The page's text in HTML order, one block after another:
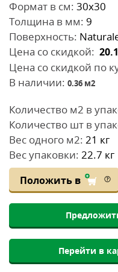
Формат в см: 30x30
Толщина в мм: 9
Поверхность:
Цена со скидкой:
Цена со скидкой по
В наличии: 0.36 м2
Количество м2 в
Количество шт в
Вес одного м2: 21 кг
Вес упаковки: 22.7 кг
Положить в
Перейти в